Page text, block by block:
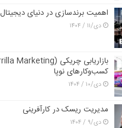
اهمیت برندسازی در دنیای دیجیتال
دی/۱۱ / ۱۴۰۴
کسب‌وکارهای نوپا
دی/۱۰ / ۱۴۰۴
مدیریت ریسک در کارآفرینی
دی/۹ / ۱۴۰۴